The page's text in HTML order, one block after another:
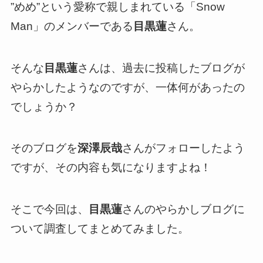
”めめ”という愛称で親しまれている「Snow
Man」のメンバーである 目黒蓮さん。
そんな 目黒蓮さんは、過去に投稿したブログが
やらかしたようなのですが、一体何があったの
でしょうか？
そのブログを深澤辰哉さんがフォローしたよう
ですが、その内容も気になりますよね！
そこで今回は、 目黒蓮さんのやらかしブログに
ついて調査してまとめてみました。